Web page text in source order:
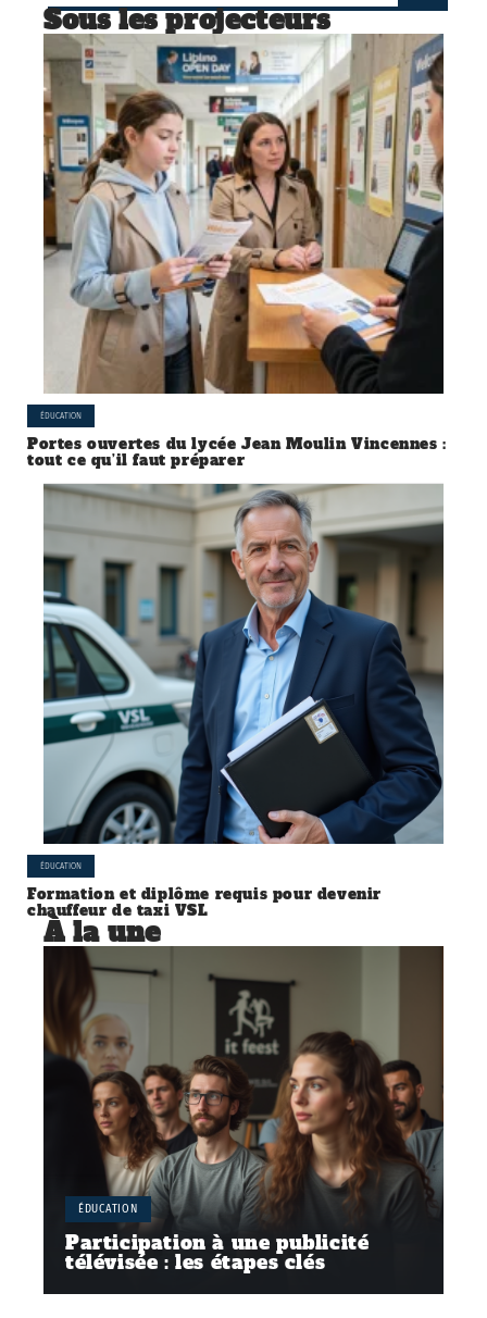
Sous les projecteurs
ÉDUCATION
Portes ouvertes du lycée Jean Moulin Vincennes :
tout ce qu’il faut préparer
ÉDUCATION
Formation et diplôme requis pour devenir
chauffeur de taxi VSL
À la une
ÉDUCATION
Participation à une publicité
télévisée : les étapes clés